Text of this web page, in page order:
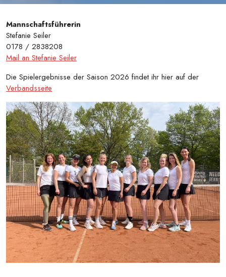
Mannschaftsführerin
Stefanie Seiler
0178 / 2838208
Mail an Stefanie Seiler
Die Spielergebnisse der Saison 2026 findet ihr hier auf der
Verbandsseite